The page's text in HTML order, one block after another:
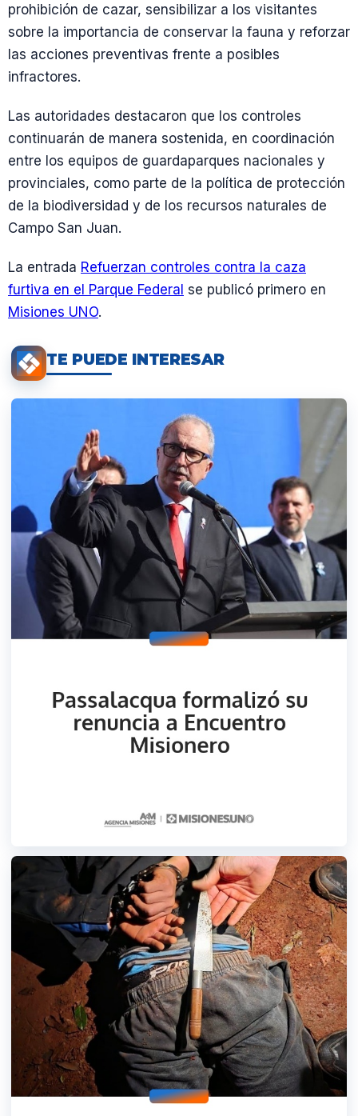
prohibición de cazar, sensibilizar a los visitantes
sobre la importancia de conservar la fauna y reforzar
las acciones preventivas frente a posibles
infractores.
Las autoridades destacaron que los controles
continuarán de manera sostenida, en coordinación
entre los equipos de guardaparques nacionales y
provinciales, como parte de la política de protección
de la biodiversidad y de los recursos naturales de
Campo San Juan.
La entrada Refuerzan controles contra la caza
furtiva en el Parque Federal se publicó primero en
Misiones UNO.
TE PUEDE INTERESAR